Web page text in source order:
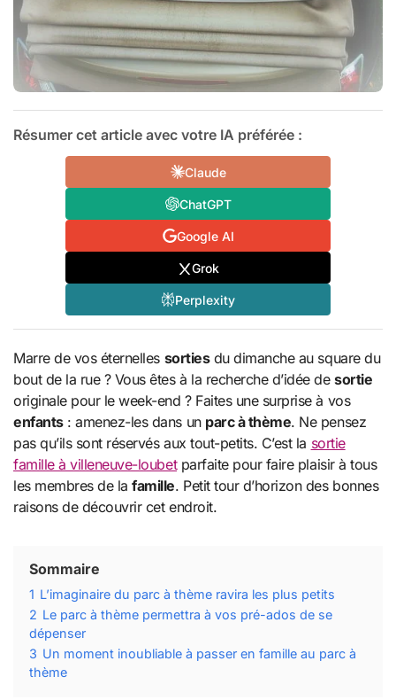
Résumer cet article avec votre IA préférée :
Claude
ChatGPT
Google AI
Grok
Perplexity
Marre de vos éternelles sortiesdu dimanche au square du
bout de la rue ? Vous êtes à la recherche d’idée desortie
originale pour le week-end ? Faites une surprise à vos
enfants: amenez-les dans un parc à thème. Ne pensez
pas qu’ils sont réservés aux tout-petits. C’est la sortie
famille à villeneuve-loubetparfaite pour faire plaisir à tous
les membres de lafamille. Petit tour d’horizon des bonnes
raisons de découvrir cet endroit.
Sommaire
1 L’imaginaire du parc à thème ravira les plus petits
2 Le parc à thème permettra à vos pré-ados de se
dépenser
3 Un moment inoubliable à passer en famille au parc à
thème